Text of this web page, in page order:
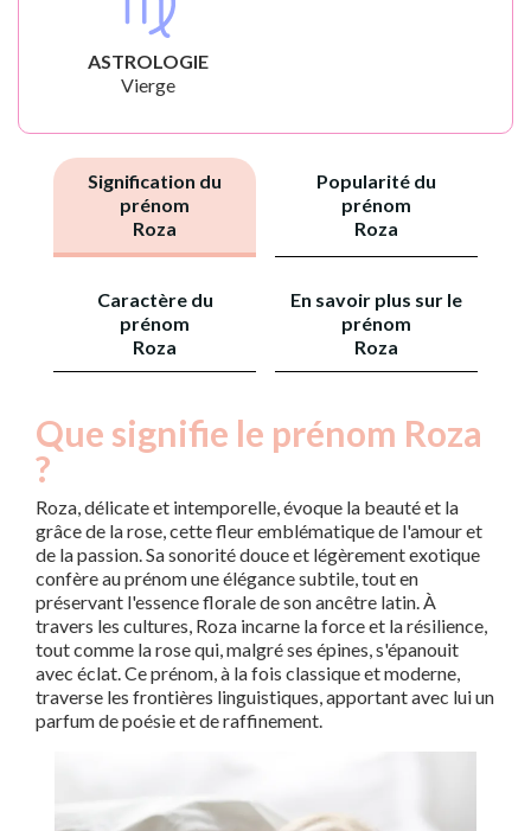
ASTROLOGIE
Vierge
Signification du
prénom
Roza
Popularité du
prénom
Roza
Caractère du
prénom
Roza
En savoir plus sur le
prénom
Roza
Que signifie le prénom Roza
?
Roza, délicate et intemporelle, évoque la beauté et la
grâce de la rose, cette fleur emblématique de l'amour et
de la passion. Sa sonorité douce et légèrement exotique
confère au prénom une élégance subtile, tout en
préservant l'essence florale de son ancêtre latin. À
travers les cultures, Roza incarne la force et la résilience,
tout comme la rose qui, malgré ses épines, s'épanouit
avec éclat. Ce prénom, à la fois classique et moderne,
traverse les frontières linguistiques, apportant avec lui un
parfum de poésie et de raffinement.